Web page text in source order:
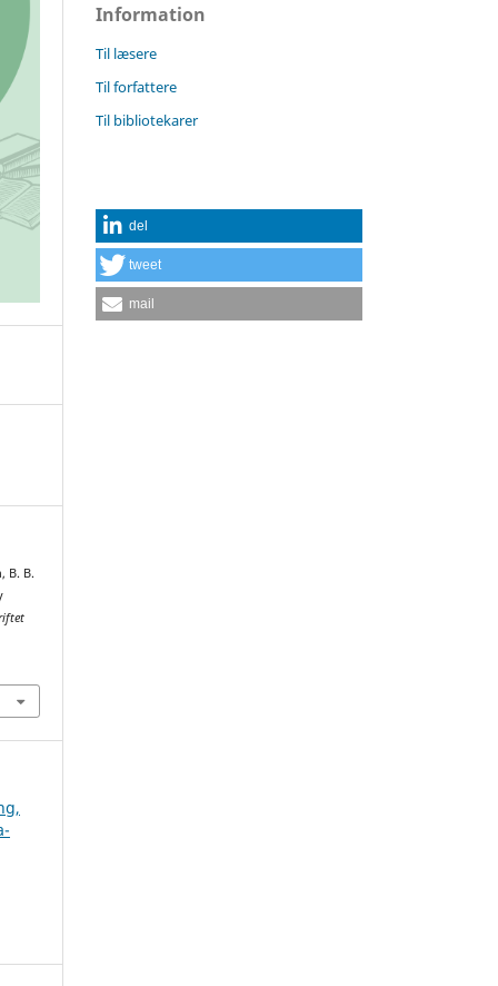
B. B.
Information
Til læsere
Til forfattere
Til bibliotekarer
del
tweet
mail